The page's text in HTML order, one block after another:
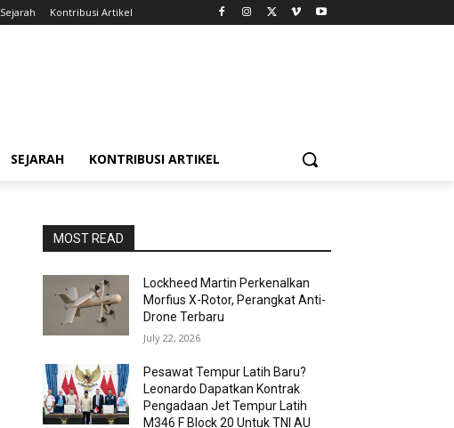
Sejarah Kontribusi Artikel
SEJARAH KONTRIBUSI ARTIKEL
MOST READ
Lockheed Martin Perkenalkan
Morfius X-Rotor, Perangkat Anti-
Drone Terbaru
July 22, 2026
Pesawat Tempur Latih Baru?
Leonardo Dapatkan Kontrak
Pengadaan Jet Tempur Latih
M346 F Block 20 Untuk TNI AU